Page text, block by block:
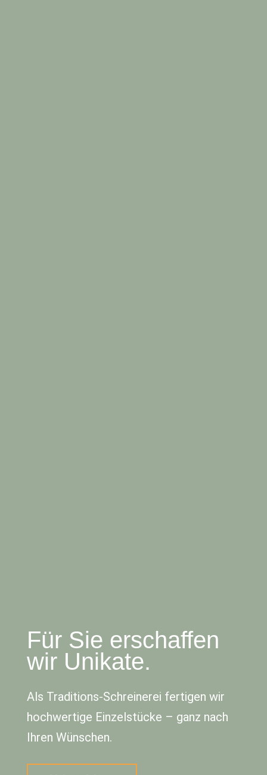
Für Sie erschaffen
wir Unikate.
Als Traditions-Schreinerei fertigen wir
hochwertige Einzelstücke – ganz nach
Ihren Wünschen.